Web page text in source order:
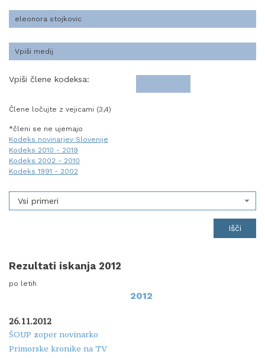
Vpiši člene kodeksa:
Člene ločujte z vejicami (3,4)
*členi se ne ujemajo
Kodeks novinarjev Slovenije
Kodeks 2010 - 2019
Kodeks 2002 - 2010
Kodeks 1991 - 2002
Vsi primeri
Rezultati iskanja 2012
po letih
2012
26.11.2012
ŠOUP zoper novinarko
Primorske kronike na TV